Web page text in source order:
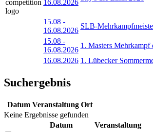
16.08.2026
15.08 -
16.08.2026
SLB-
15.08 -
16.08.2026
1. Masters Mehrkampf
16.08.2026 1. Lübecker
Suchergebnis
Datum Veranstaltung Ort
Keine Ergebnisse gefunden
Datum
Veranstaltung